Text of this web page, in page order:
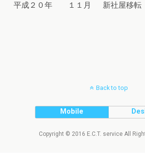
平成２０年 １１月 新社屋移転
Back to top
Mobile
Copyright © 2016 E.C.T. service All